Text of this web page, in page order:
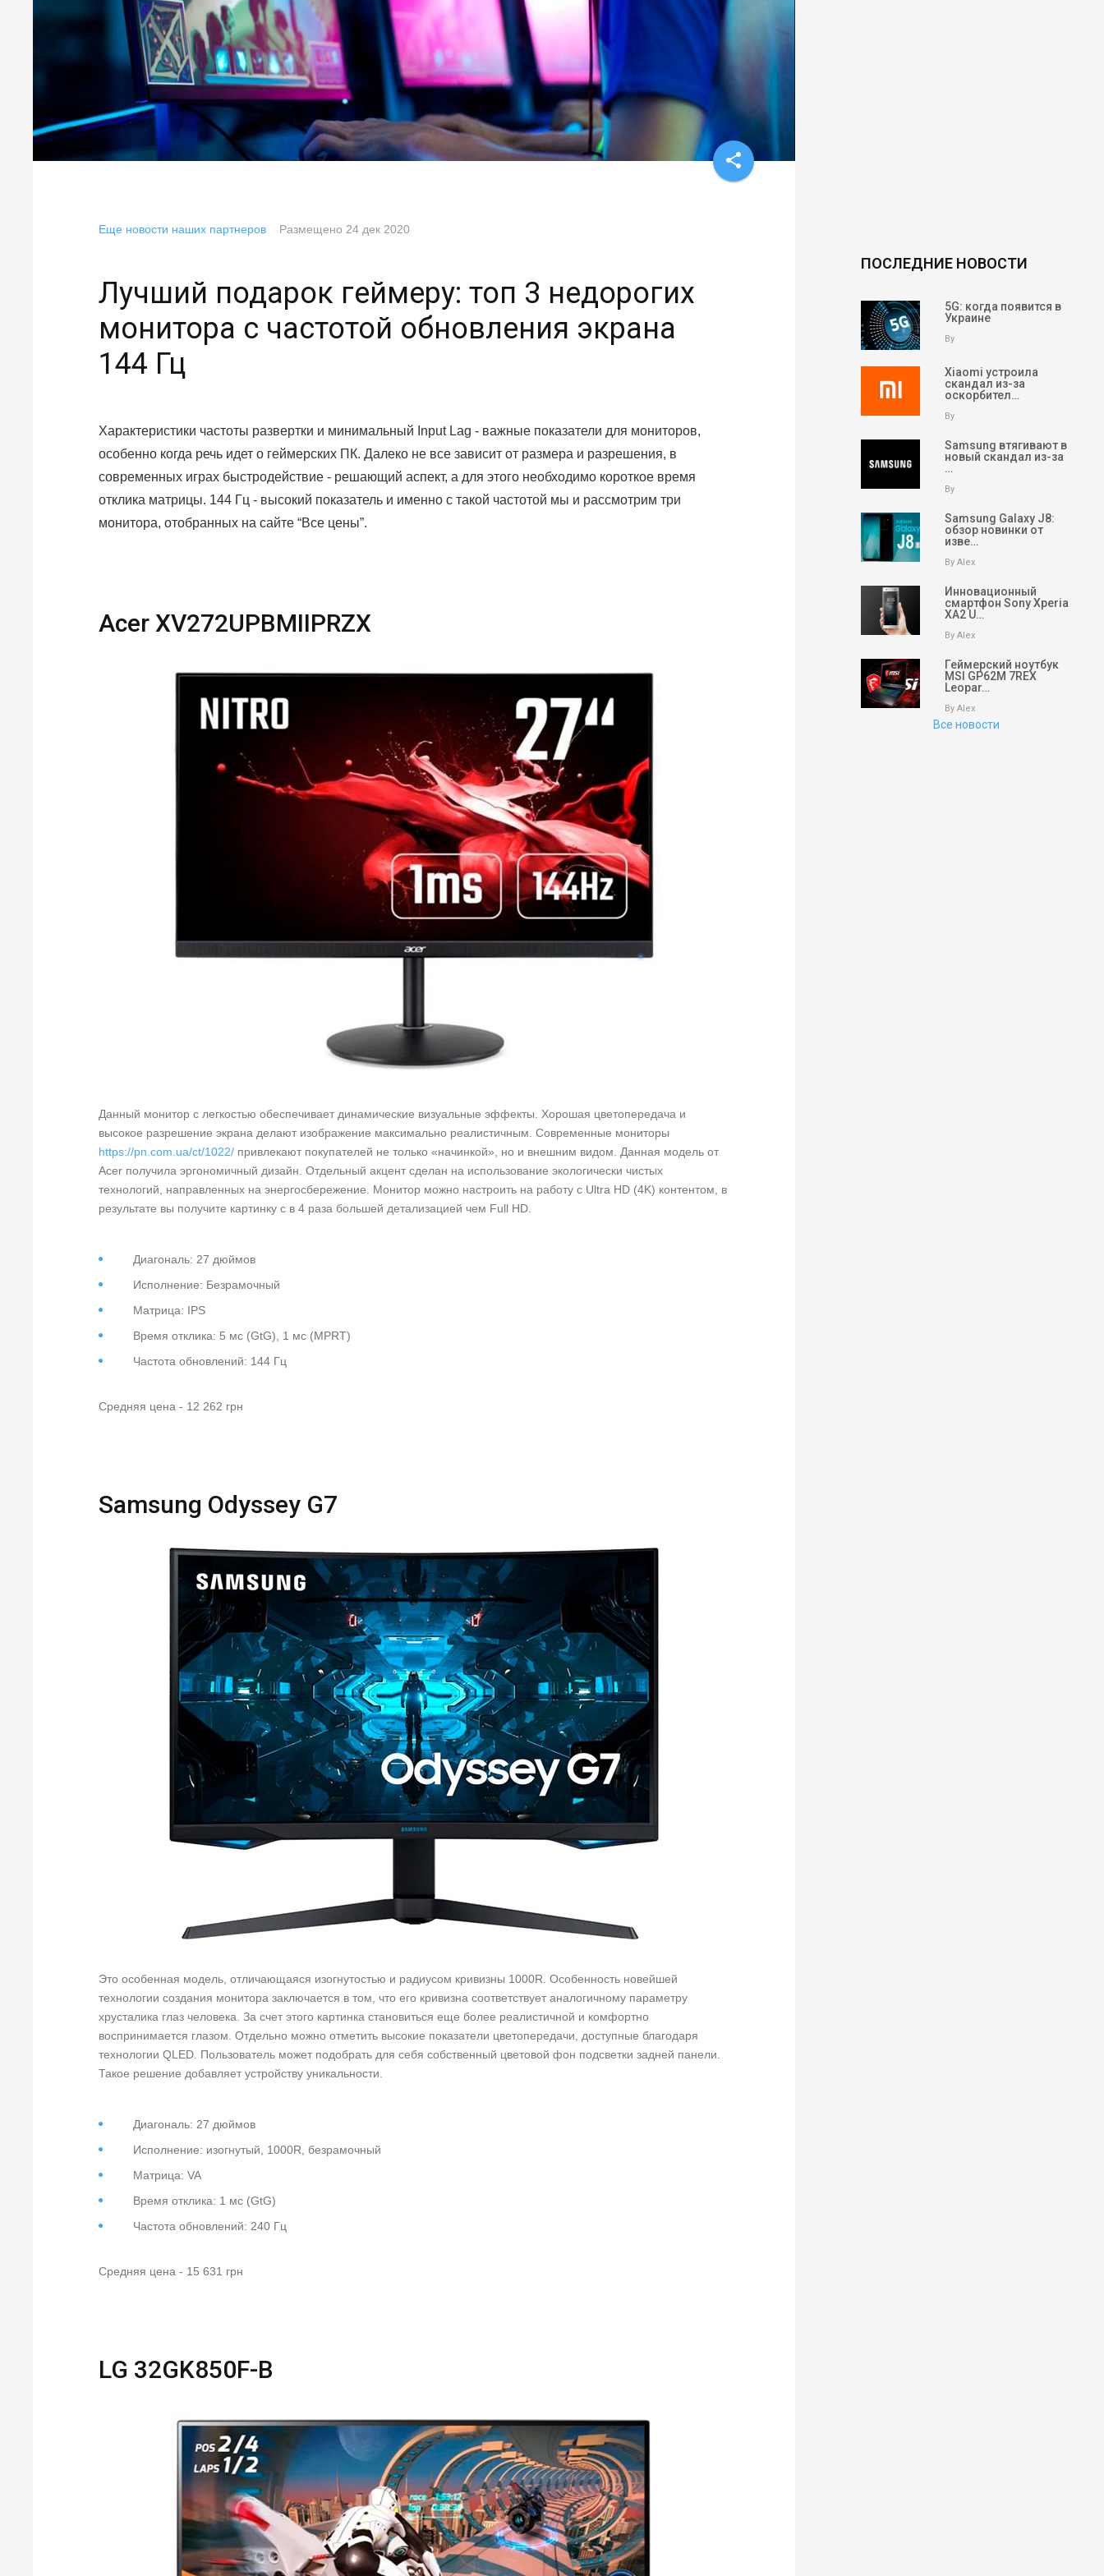
share
Еще новости наших партнеров Размещено 24 дек 2020
Лучший подарок геймеру: топ 3 недорогих
монитора с частотой обновления экрана
144 Гц
Характеристики частоты развертки и минимальный Input Lag - важные показатели для мониторов,
особенно когда речь идет о геймерских ПК. Далеко не все зависит от размера и разрешения, в
современных играх быстродействие - решающий аспект, а для этого необходимо короткое время
отклика матрицы. 144 Гц - высокий показатель и именно с такой частотой мы и рассмотрим три
монитора, отобранных на сайте “Все цены”.
Acer XV272UPBMIIPRZX
Данный монитор с легкостью обеспечивает динамические визуальные эффекты. Хорошая цветопередача и
высокое разрешение экрана делают изображение максимально реалистичным. Современные мониторы
https://pn.com.ua/ct/1022/ привлекают покупателей не только «начинкой», но и внешним видом. Данная модель от
Acer получила эргономичный дизайн. Отдельный акцент сделан на использование экологически чистых
технологий, направленных на энергосбережение. Монитор можно настроить на работу с Ultra HD (4K) контентом, в
результате вы получите картинку с в 4 раза большей детализацией чем Full HD.
Диагональ: 27 дюймов
Исполнение: Безрамочный
Матрица: IPS
Время отклика: 5 мс (GtG), 1 мс (MPRT)
Частота обновлений: 144 Гц
Средняя цена - 12 262 грн
Samsung Odyssey G7
Это особенная модель, отличающаяся изогнутостью и радиусом кривизны 1000R. Особенность новейшей
технологии создания монитора заключается в том, что его кривизна соответствует аналогичному параметру
хрусталика глаз человека. За счет этого картинка становиться еще более реалистичной и комфортно
воспринимается глазом. Отдельно можно отметить высокие показатели цветопередачи, доступные благодаря
технологии QLED. Пользователь может подобрать для себя собственный цветовой фон подсветки задней панели.
Такое решение добавляет устройству уникальности.
Диагональ: 27 дюймов
Исполнение: изогнутый, 1000R, безрамочный
Матрица: VA
Время отклика: 1 мс (GtG)
Частота обновлений: 240 Гц
Средняя цена - 15 631 грн
LG 32GK850F-B
ПОСЛЕДНИЕ НОВОСТИ
5G: когда появится в
Украине
By
Xiaomi устроила
скандал из-за
оскорбител…
By
Samsung втягивают в
новый скандал из-за
…
By
Samsung Galaxy J8:
обзор новинки от
изве…
By Alex
Инновационный
смартфон Sony Xperia
XA2 U…
By Alex
Геймерский ноутбук
MSI GP62M 7REX
Leopar…
By Alex
Все новости